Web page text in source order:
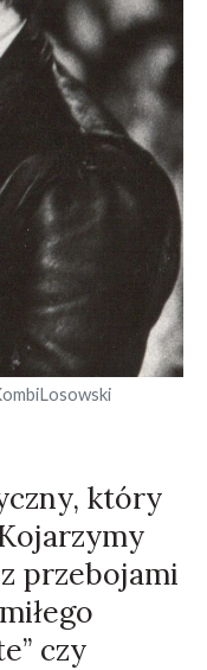
który
przebojami
czy